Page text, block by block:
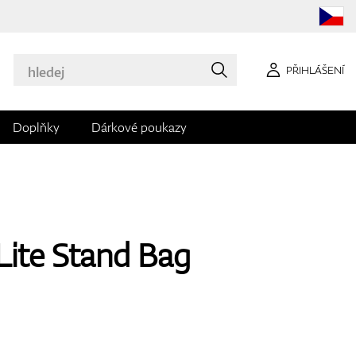
PŘIHLÁŠENÍ
Doplňky Dárkové poukazy
Stand Bag